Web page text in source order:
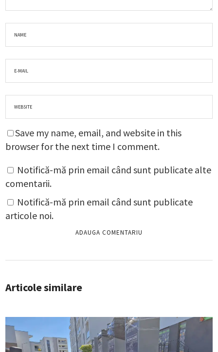
Save my name, email, and website in this
browser for the next time I comment.
Notifică-mă prin email când sunt publicate alte
comentarii.
Notifică-mă prin email când sunt publicate
articole noi.
Articole similare